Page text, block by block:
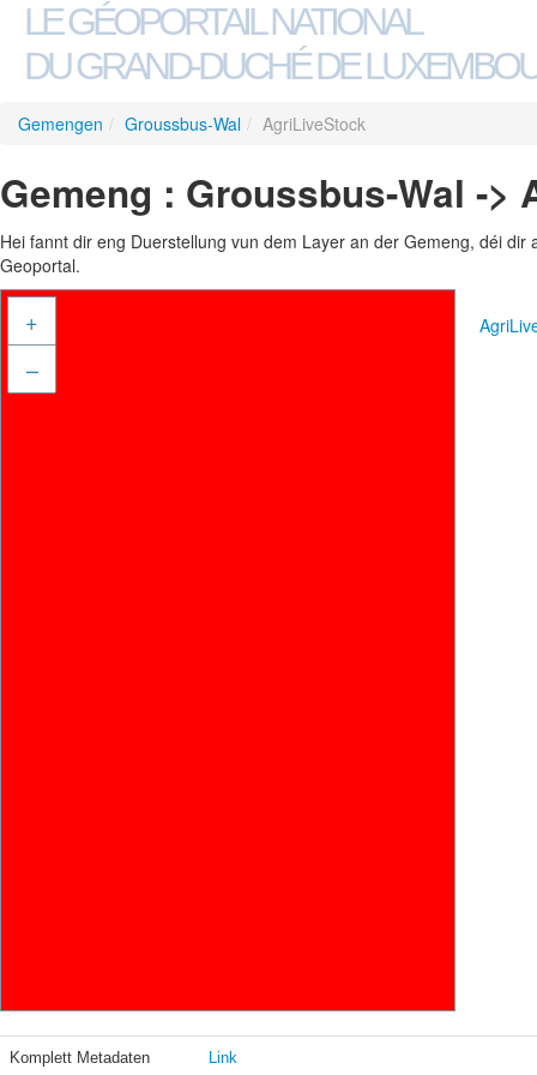
LE GÉOPORTAIL NATIONAL
DU GRAND-DUCHÉ DE
Gemengen / Groussbus-Wal / AgriLiveStock
Gemeng : Groussbus-Wal ->
Hei fannt dir eng Duerstellung vun dem Layer an der Gemeng, déi
Geoportal.
+
–
Komplett Metadaten Link